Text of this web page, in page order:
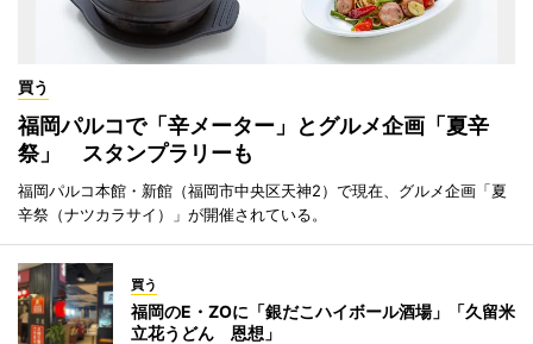
買う
福岡パルコで「辛メーター」とグルメ企画「夏辛
祭」 スタンプラリーも
福岡パルコ本館・新館（福岡市中央区天神2）で現在、グルメ企画「夏
辛祭（ナツカラサイ）」が開催されている。
買う
福岡のE・ZOに「銀だこハイボール酒場」「久留米
立花うどん 恩想」